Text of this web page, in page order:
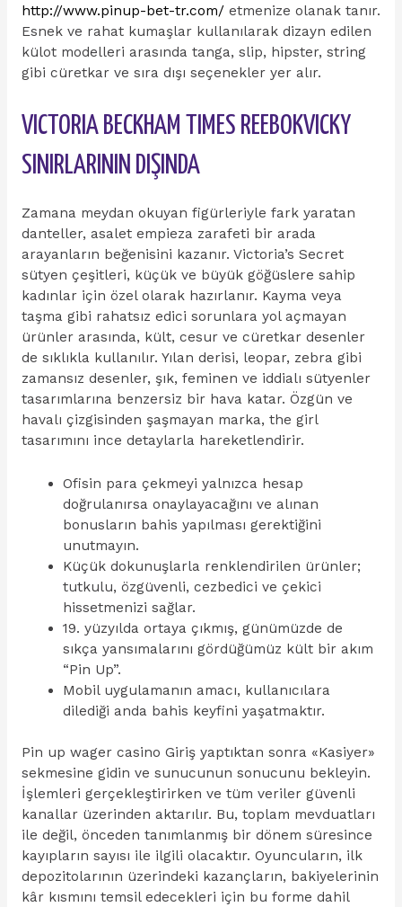
http://www.pinup-bet-tr.com/etmenize olanak tanır.
Esnek ve rahat kumaşlar kullanılarak dizayn edilen
külot modelleri arasında tanga, slip, hipster, string
gibi cüretkar ve sıra dışı seçenekler yer alır.
VICTORIA BECKHAM TIMES REEBOKVICKY
SINIRLARININ DIŞINDA
Zamana meydan okuyan figürleriyle fark yaratan
danteller, asalet empieza zarafeti bir arada
arayanların beğenisini kazanır. Victoria’s Secret
sütyen çeşitleri, küçük ve büyük göğüslere sahip
kadınlar için özel olarak hazırlanır. Kayma veya
taşma gibi rahatsız edici sorunlara yol açmayan
ürünler arasında, kült, cesur ve cüretkar desenler
de sıklıkla kullanılır. Yılan derisi, leopar, zebra gibi
zamansız desenler, şık, feminen ve iddialı sütyenler
tasarımlarına benzersiz bir hava katar. Özgün ve
havalı çizgisinden şaşmayan marka, the girl
tasarımını ince detaylarla hareketlendirir.
Ofisin para çekmeyi yalnızca hesap
doğrulanırsa onaylayacağını ve alınan
bonusların bahis yapılması gerektiğini
unutmayın.
Küçük dokunuşlarla renklendirilen ürünler;
tutkulu, özgüvenli, cezbedici ve çekici
hissetmenizi sağlar.
19. yüzyılda ortaya çıkmış, günümüzde de
sıkça yansımalarını gördüğümüz kült bir akım
“Pin Up”.
Mobil uygulamanın amacı, kullanıcılara
dilediği anda bahis keyfini yaşatmaktır.
Pin up wager casino Giriş yaptıktan sonra «Kasiyer»
sekmesine gidin ve sunucunun sonucunu bekleyin.
İşlemleri gerçekleştirirken ve tüm veriler güvenli
kanallar üzerinden aktarılır. Bu, toplam mevduatları
ile değil, önceden tanımlanmış bir dönem süresince
kayıpların sayısı ile ilgili olacaktır. Oyuncuların, ilk
depozitolarının üzerindeki kazançların, bakiyelerinin
kâr kısmını temsil edecekleri için bu forme dahil